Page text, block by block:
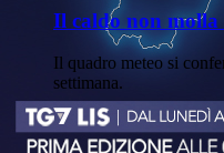
Il caldo non molla
Il quadro meteo si
settimana.